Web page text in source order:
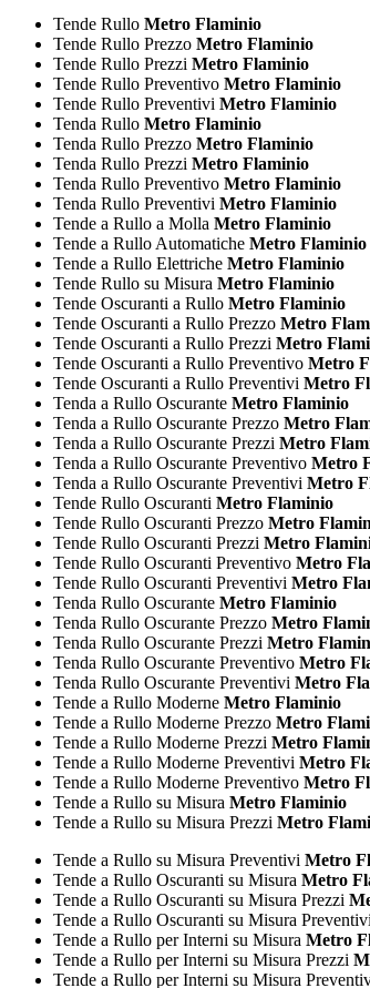
Tende Rullo Metro Flaminio
Tende Rullo Prezzo Metro Flaminio
Tende Rullo Prezzi Metro Flaminio
Tende Rullo Preventivo Metro Flaminio
Tende Rullo Preventivi Metro Flaminio
Tenda Rullo Metro Flaminio
Tenda Rullo Prezzo Metro Flaminio
Tenda Rullo Prezzi Metro Flaminio
Tenda Rullo Preventivo Metro Flaminio
Tenda Rullo Preventivi Metro Flaminio
Tende a Rullo a Molla Metro Flaminio
Tende a Rullo Automatiche Metro Flaminio
Tende a Rullo Elettriche Metro Flaminio
Tende Rullo su Misura Metro Flaminio
Tende Oscuranti a Rullo Metro Flaminio
Tende Oscuranti a Rullo Prezzo Metro
Tende Oscuranti a Rullo Prezzi Metro
Tende Oscuranti a Rullo Preventivo Metro
Tende Oscuranti a Rullo Preventivi Metro
Tenda a Rullo Oscurante Metro Flaminio
Tenda a Rullo Oscurante Prezzo Metro
Tenda a Rullo Oscurante Prezzi Metro
Tenda a Rullo Oscurante Preventivo Metro
Tenda a Rullo Oscurante Preventivi Metro
Tende Rullo Oscuranti Metro Flaminio
Tende Rullo Oscuranti Prezzo Metro
Tende Rullo Oscuranti Prezzi Metro
Tende Rullo Oscuranti Preventivo Metro
Tende Rullo Oscuranti Preventivi Metro
Tenda Rullo Oscurante Metro Flaminio
Tenda Rullo Oscurante Prezzo Metro
Tenda Rullo Oscurante Prezzi Metro
Tenda Rullo Oscurante Preventivo Metro
Tenda Rullo Oscurante Preventivi Metro
Tende a Rullo Moderne Metro Flaminio
Tende a Rullo Moderne Prezzo Metro
Tende a Rullo Moderne Prezzi Metro
Tende a Rullo Moderne Preventivi Metro
Tende a Rullo Moderne Preventivo Metro
Tende a Rullo su Misura Metro Flaminio
Tende a Rullo su Misura Prezzi Metro
Tende a Rullo su Misura Preventivi Metro
Tende a Rullo Oscuranti su Misura Metro
Tende a Rullo Oscuranti su Misura Prezzi
Tende a Rullo Oscuranti su Misura Preventivi
Tende a Rullo per Interni su Misura Metro
Tende a Rullo per Interni su Misura Prezzi
Tende a Rullo per Interni su Misura